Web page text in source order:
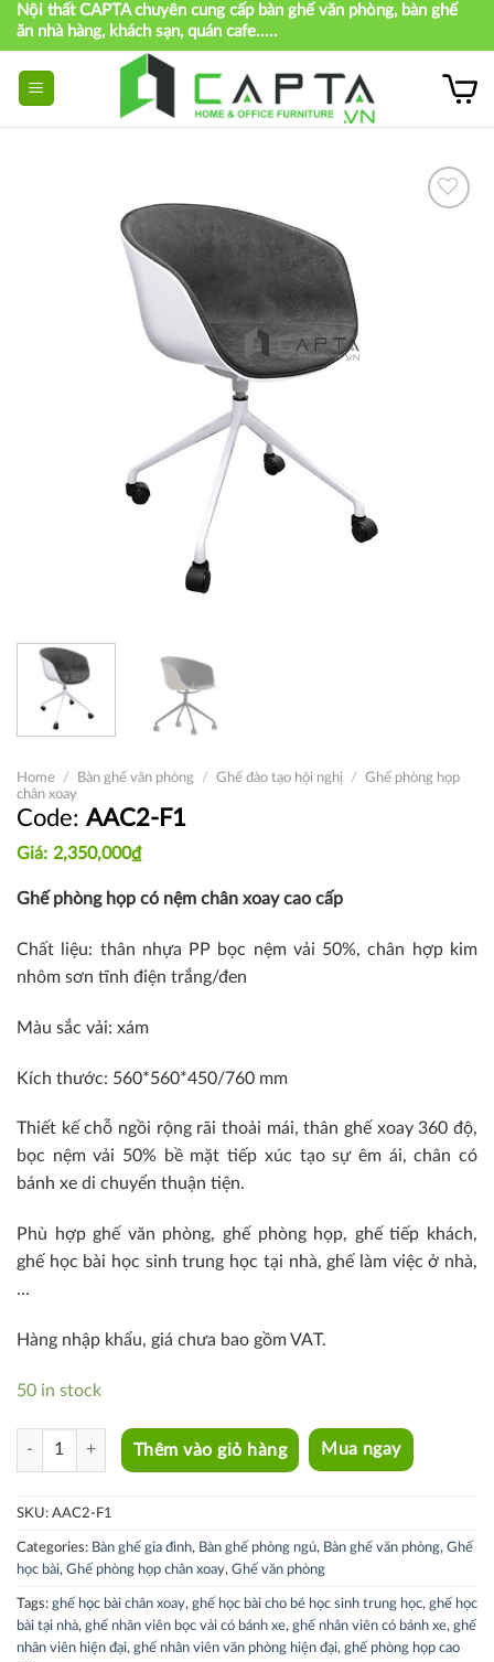
Skip
content
Nội thất CAPTA chuyên cung cấp bàn ghế văn phòng, bàn ghế
ăn nhà hàng, khách sạn, quán cafe.....
Home / Bàn ghế văn phòng / Ghế đào tạo hội nghị / Ghế phòng họp
chân xoay
AAC2-F1
2,350,000₫
Ghế phòng họp có nệm chân xoay cao cấp
Chất liệu: thân nhựa PP bọc nệm vải 50%, chân hợp kim
nhôm sơn tĩnh điện trắng/đen
Màu sắc vải: xám
Kích thước: 560*560*450/760 mm
Thiết kế chỗ ngồi rộng rãi thoải mái, thân ghế xoay 360 độ,
bọc nệm vải 50% bề mặt tiếp xúc tạo sự êm ái, chân có
bánh xe di chuyển thuận tiện.
Phù hợp ghế văn phòng, ghế phòng họp, ghế tiếp khách,
ghế học bài học sinh trung học tại nhà, ghế làm việc ở nhà,
…
Hàng nhập khẩu, giá chưa bao gồm VAT.
50 in stock
AAC2-F1 quantity
Thêm vào giỏ hàng Mua ngay
SKU: AAC2-F1
Categories: Bàn ghế gia đình, Bàn ghế phòng ngủ, Bàn ghế văn phòng, Ghế
học bài, Ghế phòng họp chân xoay, Ghế văn phòng
Tags: ghế học bài chân xoay, ghế học bài cho bé học sinh trung học, ghế học
bài tại nhà, ghế nhân viên bọc vải có bánh xe, ghế nhân viên có bánh xe, ghế
nhân viên hiện đại, ghế nhân viên văn phòng hiện đại, ghế phòng họp cao